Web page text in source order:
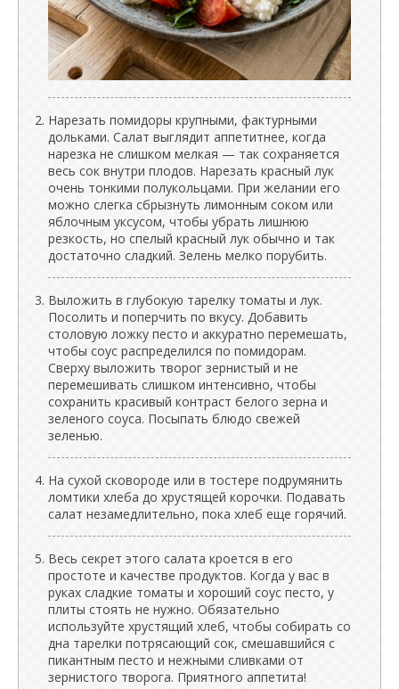
Нарезать помидоры крупными, фактурными
дольками. Салат выглядит аппетитнее, когда
нарезка не слишком мелкая — так сохраняется
весь сок внутри плодов. Нарезать красный лук
очень тонкими полукольцами. При желании его
можно слегка сбрызнуть лимонным соком или
яблочным уксусом, чтобы убрать лишнюю
резкость, но спелый красный лук обычно и так
достаточно сладкий. Зелень мелко порубить.
Выложить в глубокую тарелку томаты и лук.
Посолить и поперчить по вкусу. Добавить
столовую ложку песто и аккуратно перемешать,
чтобы соус распределился по помидорам.
Сверху выложить творог зернистый и не
перемешивать слишком интенсивно, чтобы
сохранить красивый контраст белого зерна и
зеленого соуса. Посыпать блюдо свежей
зеленью.
На сухой сковороде или в тостере подрумянить
ломтики хлеба до хрустящей корочки. Подавать
салат незамедлительно, пока хлеб еще горячий.
Весь секрет этого салата кроется в его
простоте и качестве продуктов. Когда у вас в
руках сладкие томаты и хороший соус песто, у
плиты стоять не нужно. Обязательно
используйте хрустящий хлеб, чтобы собирать со
дна тарелки потрясающий сок, смешавшийся с
пикантным песто и нежными сливками от
зернистого творога. Приятного аппетита!